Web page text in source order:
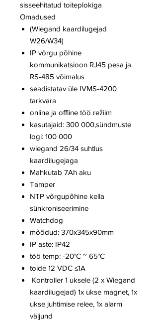
sisseehitatud toiteplokiga
Omadused
(Wiegand kaardilugejad
W26/W34)
IP võrgu põhine
kommunikatsioon RJ45 pesa ja
RS-485 võimalus
seadistatav üle IVMS-4200
tarkvara
online ja offline töö režiim
kasutajaid: 300 000,sündmuste
logi: 100 000
wiegand 26/34 suhtlus
kaardilugejaga
Mahkutab 7Ah aku
Tamper
NTP võrgupõhine kella
sünkroniseerimine
Watchdog
mõõdud: 370x345x90mm
IP aste: IP42
töö temp: -20°C ~ 65°C
toide 12 VDC ≤1A
Kontroller 1 uksele (2 x Wiegand
kaardilugejad) 1x ukse magnet, 1x
ukse juhtimise relee, 1x alarm
väljund